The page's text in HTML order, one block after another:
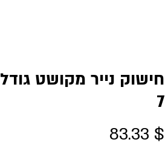
חישוק נייר מקושט גודל
7
$ 83.33